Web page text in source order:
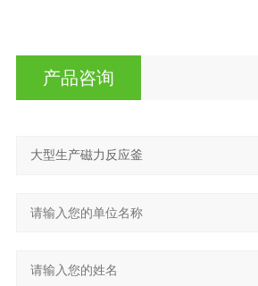
产品咨询